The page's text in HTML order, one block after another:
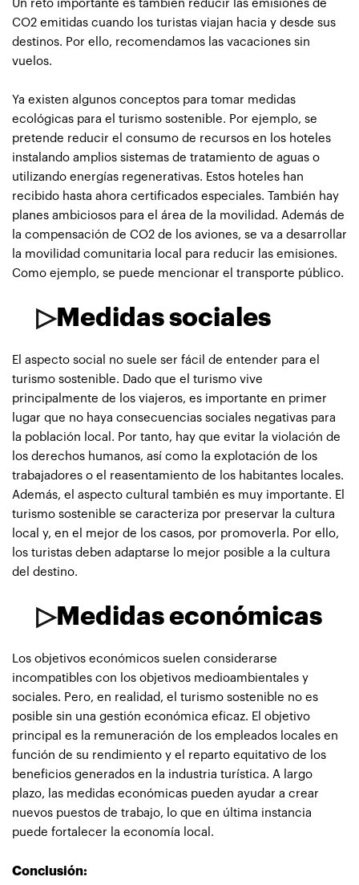
Un reto importante es también reducir las emisiones de
CO2 emitidas cuando los turistas viajan hacia y desde sus
destinos. Por ello, recomendamos las vacaciones sin
vuelos.
Ya existen algunos conceptos para tomar medidas
ecológicas para el turismo sostenible. Por ejemplo, se
pretende reducir el consumo de recursos en los hoteles
instalando amplios sistemas de tratamiento de aguas o
utilizando energías regenerativas. Estos hoteles han
recibido hasta ahora certificados especiales. También hay
planes ambiciosos para el área de la movilidad. Además de
la compensación de CO2 de los aviones, se va a desarrollar
la movilidad comunitaria local para reducir las emisiones.
Como ejemplo, se puede mencionar el transporte público.
▷Medidas sociales
El aspecto social no suele ser fácil de entender para el
turismo sostenible. Dado que el turismo vive
principalmente de los viajeros, es importante en primer
lugar que no haya consecuencias sociales negativas para
la población local. Por tanto, hay que evitar la violación de
los derechos humanos, así como la explotación de los
trabajadores o el reasentamiento de los habitantes locales.
Además, el aspecto cultural también es muy importante. El
turismo sostenible se caracteriza por preservar la cultura
local y, en el mejor de los casos, por promoverla. Por ello,
los turistas deben adaptarse lo mejor posible a la cultura
del destino.
▷Medidas económicas
Los objetivos económicos suelen considerarse
incompatibles con los objetivos medioambientales y
sociales. Pero, en realidad, el turismo sostenible no es
posible sin una gestión económica eficaz. El objetivo
principal es la remuneración de los empleados locales en
función de su rendimiento y el reparto equitativo de los
beneficios generados en la industria turística. A largo
plazo, las medidas económicas pueden ayudar a crear
nuevos puestos de trabajo, lo que en última instancia
puede fortalecer la economía local.
Conclusión: